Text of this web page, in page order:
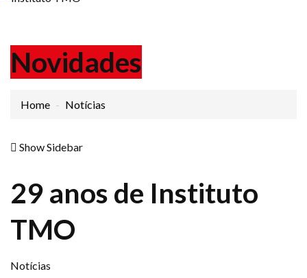
Novidades
Home Notícias
Show Sidebar
29 anos de Instituto
TMO
Notícias